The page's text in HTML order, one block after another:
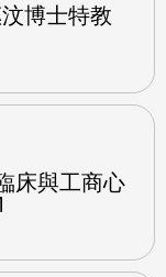
博士特教
床與工商心